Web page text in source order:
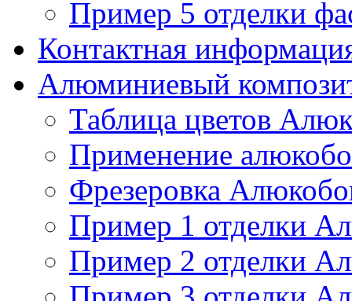
Пример 5 отделки
Контактная
Алюминиевый
Таблица цветов
Применение
Фрезеровка
Пример 1 отделки
Пример 2 отделки